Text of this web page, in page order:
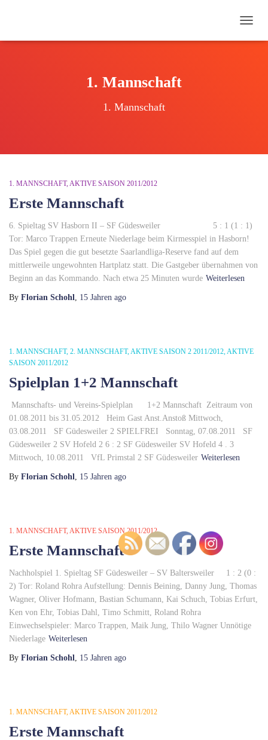
1. Mannschaft
1. Mannschaft
1. MANNSCHAFT AKTIVE SAISON 2011/2012
Erste Mannschaft
6. Spieltag SV Hasborn II – SF Güdesweiler 5 : 1 (1 : 1)
Tor: Marco Trappen Erneute Niederlage beim Kirmesspiel in Hasborn!
Das Spiel gegen die gut besetzte Saarlandliga-Reserve fand auf dem
mittlerweile ungewohnten Hartplatz statt. Die Gastgeber übernahmen von
Beginn an das Kommando. Nach etwa 25 Minuten wurde Weiterlesen
By Florian Schohl, 15 Jahren ago
1. MANNSCHAFT 2. MANNSCHAFT AKTIVE SAISON 2 2011/2012 AKTIVE
SAISON 2011/2012
Spielplan 1+2 Mannschaft
Mannschafts- und Vereins-Spielplan 1+2 Mannschaft Zeitraum von
01.08.2011 bis 31.05.2012 Heim Gast Anst.Anstoß Mittwoch,
03.08.2011 SF Güdesweiler 2 SPIELFREI Sonntag, 07.08.2011 SF
Güdesweiler 2 SV Hofeld 2 6 : 2 SF Güdesweiler SV Hofeld 4 . 3
Mittwoch, 10.08.2011 VfL Primstal 2 SF Güdesweiler Weiterlesen
By Florian Schohl, 15 Jahren ago
1. MANNSCHAFT AKTIVE SAISON 2011/2012
Erste Mannschaft
Nachholspiel 1. Spieltag SF Güdesweiler – SV Baltersweiler 1 : 2 (0 :
2) Tor: Roland Rohra Aufstellung: Dennis Beining, Danny Jung, Thomas
Wagner, Oliver Hofmann, Bastian Schumann, Kai Schuch, Tobias Erfurt,
Ken von Ehr, Tobias Dahl, Timo Schmitt, Roland Rohra
Einwechselspieler: Marco Trappen, Maik Jung, Thilo Wagner Unnötige
Niederlage Weiterlesen
By Florian Schohl, 15 Jahren ago
1. MANNSCHAFT AKTIVE SAISON 2011/2012
Erste Mannschaft